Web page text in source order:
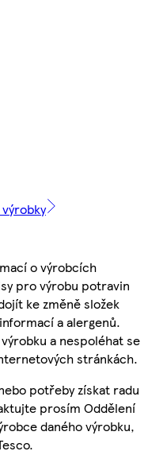
o výrobcích
pro výrobu potravin
ke změně složek
a alergenů.
a nespoléhat se
stránkách.
potřeby získat radu
prosím Oddělení
daného výrobku,